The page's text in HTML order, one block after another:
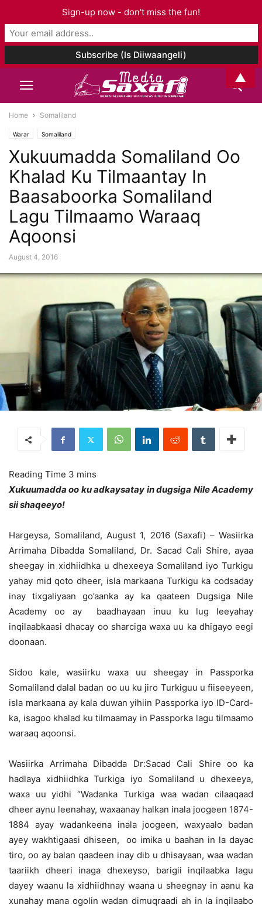
Home Somaliland
Warar Somaliland
Xukuumadda Somaliland Oo
Khalad Ku Tilmaantay In
Baasaboorka Somaliland
Lagu Tilmaamo Waraaq
Aqoonsi
August 4, 2016
Xukuumadda oo ku adkaysatay in dugsiga Nile Academy
sii shaqeeyo!
Hargeysa, Somaliland, August 1, 2016 (Saxafi) – Wasiirka
Arrimaha Dibadda Somaliland, Dr. Sacad Cali Shire, ayaa
sheegay in xidhiidhka u dhexeeya Somaliland iyo Turkigu
yahay mid qoto dheer, isla markaana Turkigu ka codsaday
inay tixgaliyaan go’aanka ay ka qaateen Dugsiga Nile
Academy oo ay baadhayaan inuu ku lug leeyahay
inqilaabkaasi dhacay oo sharciga waxa uu ka dhigayo eegi
doonaan.
Sidoo kale, wasiirku waxa uu sheegay in Passporka
Somaliland dalal badan oo uu ku jiro Turkiguu u fiiseeyeen,
isla markaana ay kala duwan yihiin Passporka iyo ID-Card-
ka, isagoo khalad ku tilmaamay in Passporka lagu tilmaamo
waraaq aqoonsi.
Wasiirka Arrimaha Dibadda Dr:Sacad Cali Shire oo ka
hadlaya xidhiidhka Turkiga iyo Somaliland u dhexeeya,
waxa uu yidhi “Wadanka Turkiga waa wadan cilaaqaad
dheer aynu leenahay, waxaanay halkan inala joogeen 1874-
1884 ayay wadankeena inala joogeen, waxyaalo badan
ayey wakhtigaasi dhiseen, oo imika u baahan in la dayac
tiro, oo ay balan qaadeen inay dib u dhisayaan, waa wadan
taariikh dheeri inaga dhexeyso, barigii inqilaabka lagu
dayey waanu la xidhiidhnay waana u sheegnay in aanu ka
xunahay mana ogolin wadan dimuqraadi ah in la inqilaabo
Sign-up now - don't miss the fun!
▲